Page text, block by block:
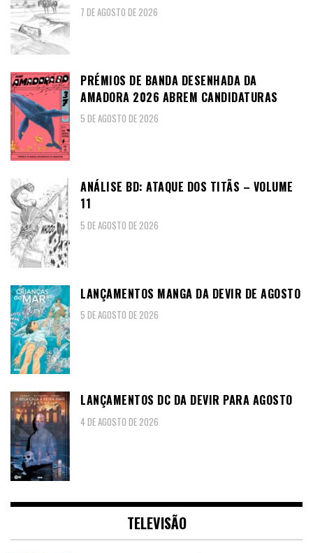
7 DE AGOSTO DE 2026
PRÉMIOS DE BANDA DESENHADA DA
AMADORA 2026 ABREM CANDIDATURAS
5 DE AGOSTO DE 2026
ANÁLISE BD: ATAQUE DOS TITÃS – VOLUME
11
5 DE AGOSTO DE 2026
LANÇAMENTOS MANGA DA DEVIR DE AGOSTO
5 DE AGOSTO DE 2026
LANÇAMENTOS DC DA DEVIR PARA AGOSTO
4 DE AGOSTO DE 2026
TELEVISÃO